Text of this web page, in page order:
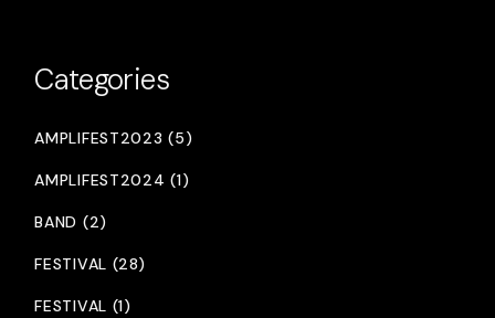
Categories
AMPLIFEST2023 (5)
AMPLIFEST2024 (1)
BAND (2)
FESTIVAL (28)
FESTIVAL (1)